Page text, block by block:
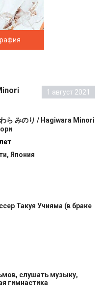
1 август 2021
ら みのり / Hagiwara Minori
Япония
Такуя Учияма (в браке
слушать музыку,
гимнастика